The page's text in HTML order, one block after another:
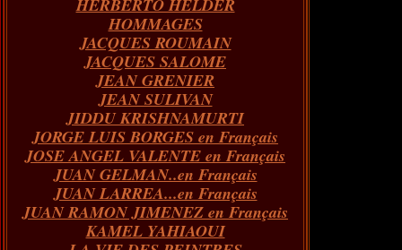
HERBERTO HELDER
HOMMAGES
JACQUES ROUMAIN
JACQUES SALOME
JEAN GRENIER
JEAN SULIVAN
JIDDU KRISHNAMURTI
JORGE LUIS BORGES en Français
JOSE ANGEL VALENTE en Français
JUAN GELMAN..en Français
JUAN LARREA...en Français
JUAN RAMON JIMENEZ en Français
KAMEL YAHIAOUI